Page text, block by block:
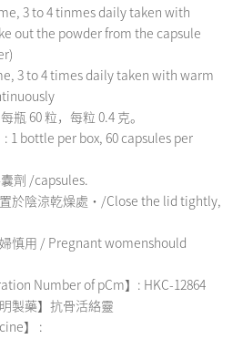
3 to 4 tinmes daily taken with
out the powder from the capsule
3 to 4 times daily taken with warm
瓶 60 粒，每粒 0.4 克。
: 1 bottle per box, 60 capsules per
劑 /capsules.
置於陰涼乾燥處・/Close the lid tightly,
慎用 / Pregnant womenshould
Number of pCm】: HKC-12864
製藥】抗骨活絡靈
】 :